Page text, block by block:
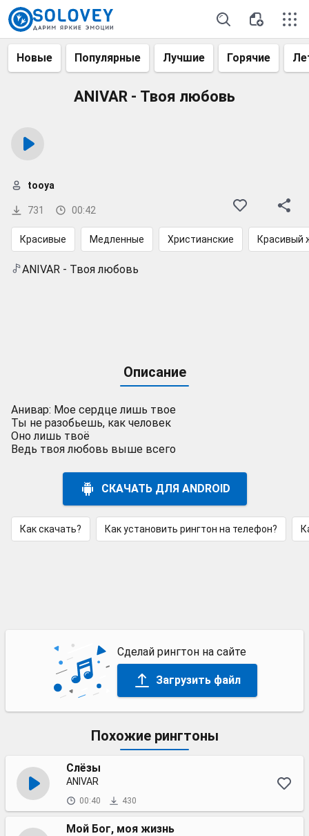
Новые Популярные Лучшие Горячие
ANIVAR - Твоя любовь
731 00:42
tooya
Красивые Медленные Христианские Красивый
ANIVAR - Твоя любовь
Описание
Анивар: Мое сердце лишь твое
Ты не разобьешь, как человек
Оно лишь твоё
Ведь твоя любовь выше всего
СКАЧАТЬ ДЛЯ ANDROID
Как скачать? Как установить рингтон на телефон?
Сделай рингтон на сайте
Загрузить файл
Похожие рингтоны
Слёзы
ANIVAR
00:40 430
Мой Бог, моя жизнь